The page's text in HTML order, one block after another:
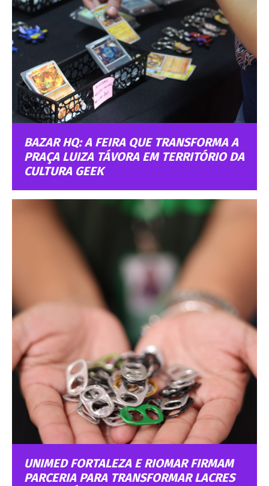
BAZAR HQ: A FEIRA QUE TRANSFORMA A
PRAÇA LUIZA TÁVORA EM TERRITÓRIO DA
CULTURA GEEK
UNIMED FORTALEZA E RIOMAR FIRMAM
PARCERIA PARA TRANSFORMAR LACRES